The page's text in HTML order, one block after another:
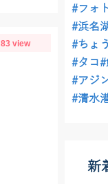
83 view
#フォ
#浜名
#ちょ
#タコ#
#アジ
#清水
新